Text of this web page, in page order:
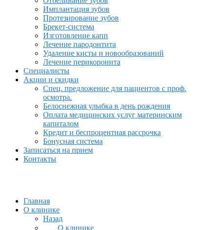
Имплантация зубов
Протезирование зубов
Брекет-система
Изготовление капп
Лечение пародонтита
Удаление кисты и новообразований
Лечение перикоронита
Специалисты
Акции и скидки
Спец. предложение для пациентов с проф.
осмотра.
Белоснежная улыбка в день рождения
Оплата медицинских услуг материнским
капиталом
Кредит и беспроцентная рассрочка
Бонусная система
Записаться на прием
Контакты
Главная
О клинике
Назад
О клинике